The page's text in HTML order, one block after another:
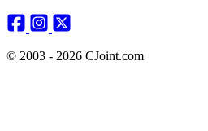
© 2003 - 2026 CJoint.com